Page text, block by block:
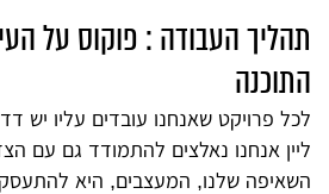
תהליך העבודה : פוקוס על
התוכנה
לכל פרויקט שאנחנו עובדים עליו יש
ליין אנחנו נאלצים להתמודד גם עם
השאיפה שלנו, המעצבים, היא